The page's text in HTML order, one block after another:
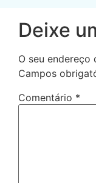
Deixe
O seu endereço
Campos
Comentário *